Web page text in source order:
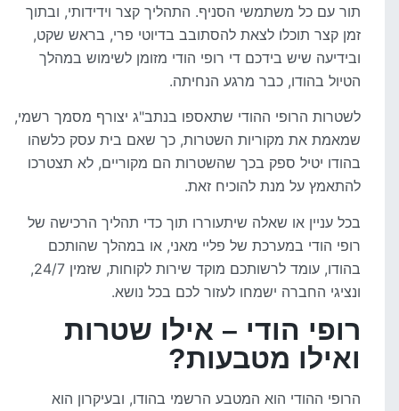
תור עם כל משתמשי הסניף. התהליך קצר וידידותי, ובתוך
זמן קצר תוכלו לצאת להסתובב בדיוטי פרי, בראש שקט,
ובידיעה שיש בידכם די רופי הודי מזומן לשימוש במהלך
הטיול בהודו, כבר מרגע הנחיתה.
לשטרות הרופי ההודי שתאספו בנתב"ג יצורף מסמך רשמי,
שמאמת את מקוריות השטרות, כך שאם בית עסק כלשהו
בהודו יטיל ספק בכך שהשטרות הם מקוריים, לא תצטרכו
להתאמץ על מנת להוכיח זאת.
בכל עניין או שאלה שיתעוררו תוך כדי תהליך הרכישה של
רופי הודי במערכת של פליי מאני, או במהלך שהותכם
בהודו, עומד לרשותכם מוקד שירות לקוחות, שזמין 24/7,
ונציגי החברה ישמחו לעזור לכם בכל נושא.
רופי הודי – אילו שטרות
ואילו מטבעות?
הרופי ההודי הוא המטבע הרשמי בהודו, ובעיקרון הוא